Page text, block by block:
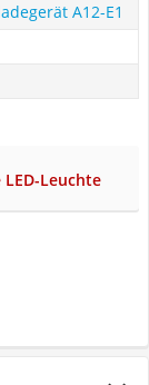
A12-E1
Leuchte